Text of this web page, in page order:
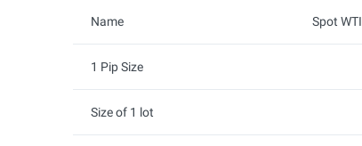
Name Spot
1 Pip Size
Size of 1 lot